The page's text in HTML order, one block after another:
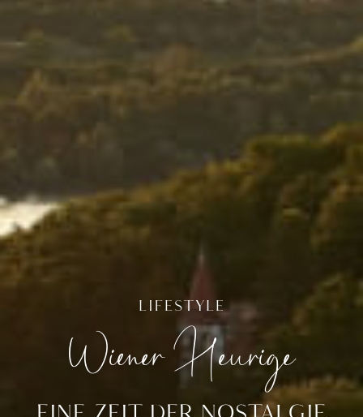
LIFESTYLE
Wiener Heurige